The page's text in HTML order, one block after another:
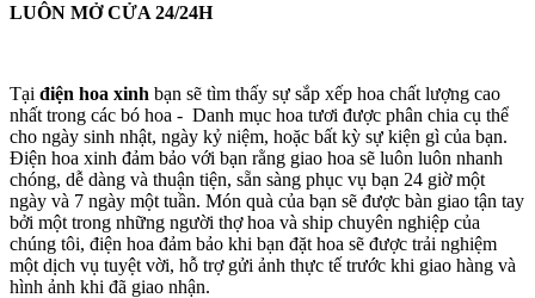
LUÔN MỞ CỬA 24/24H
Tại điện hoa xinh bạn sẽ tìm thấy sự sắp xếp hoa chất lượng cao
nhất trong các bó hoa - Danh mục hoa tươi được phân chia cụ thể
cho ngày sinh nhật, ngày kỷ niệm, hoặc bất kỳ sự kiện gì của bạn.
Điện hoa xinh đảm bảo với bạn rằng giao hoa sẽ luôn luôn nhanh
chóng, dễ dàng và thuận tiện, sẵn sàng phục vụ bạn 24 giờ một
ngày và 7 ngày một tuần. Món quà của bạn sẽ được bàn giao tận tay
bởi một trong những người thợ hoa và ship chuyên nghiệp của
chúng tôi, điện hoa đảm bảo khi bạn đặt hoa sẽ được trải nghiệm
một dịch vụ tuyệt vời, hỗ trợ gửi ảnh thực tế trước khi giao hàng và
hình ảnh khi đã giao nhận.